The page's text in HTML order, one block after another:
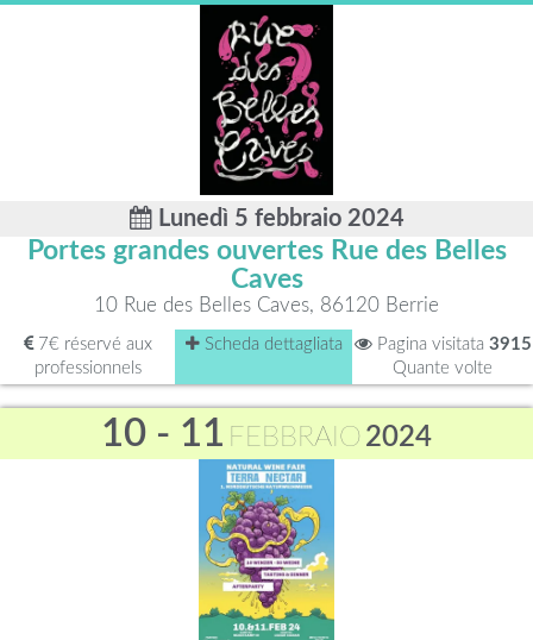
Lunedì 5 febbraio 2024
Portes grandes ouvertes Rue des Belles
Caves
10 Rue des Belles Caves, 86120 Berrie
7€ réservé aux
professionnels
Scheda dettagliata Pagina visitata 3915
Quante volte
10 - 11 FEBBRAIO 2024